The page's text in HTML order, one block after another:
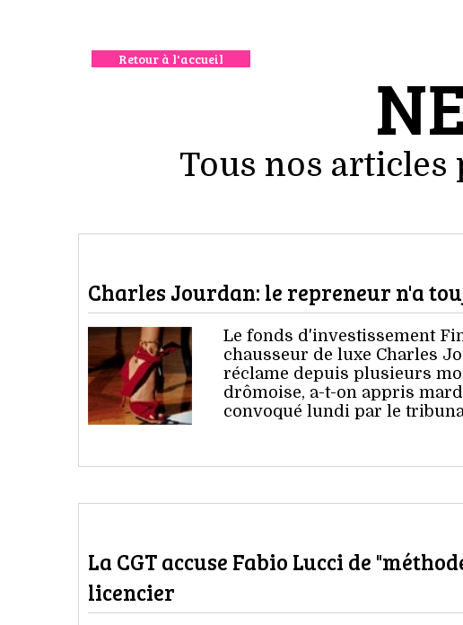
Retour à l'accueil
Tous nos
Charles Jourdan: le repreneur n'a
Le fonds d'investissement
chausseur de luxe Charles
réclame depuis plusieurs
drômoise, a-t-on appris
convoqué lundi par le
La CGT accuse Fabio Lucci de
licencier